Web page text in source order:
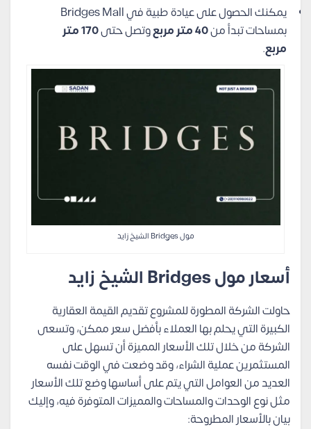
يمكنك الحصول على عيادة طبية في Bridges Mall
بمساحات تبدأ من40 متر مربع وتصل حتى
170 متر
مربع.
مول Bridges الشيخ زايد
أسعار مول Bridges الشيخ زايد
حاولت الشركة المطورة للمشروع تقديم القيمة العقارية
الكبيرة التي يحلم بها العملاء بأفضل سعر ممكن، وتسعى
الشركة من خلال تلك الأسعار المميزة أن تسهل على
المستثمرين عملية الشراء، وقد وضعت في الوقت نفسه
العديد من العوامل التي يتم على أساسها وضع تلك الأسعار
مثل نوع الوحدات والمساحات والمميزات المتوفرة فيه، وإليك
بيان بالأسعار المطروحة: